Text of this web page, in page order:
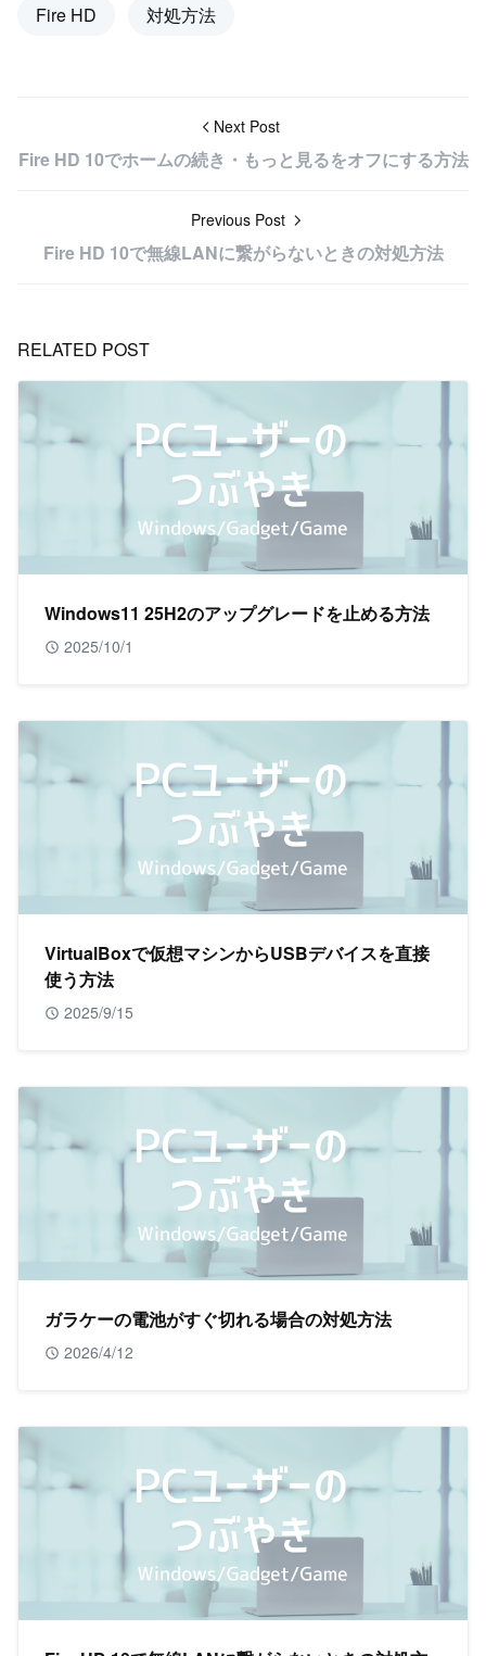
Fire HD 対処方法
Next Post
Fire HD 10でホームの続き・もっと見るをオフにする方法
Previous Post
Fire HD 10で無線LANに繋がらないときの対処方法
RELATED POST
Windows11 25H2のアップグレードを止める方法
2025/10/1
VirtualBoxで仮想マシンからUSBデバイスを直接
使う方法
2025/9/15
ガラケーの電池がすぐ切れる場合の対処方法
2026/4/12